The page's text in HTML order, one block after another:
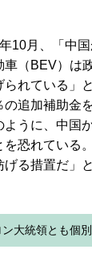
10月、「中
車（BEV）は
られている」
の追加補助金
ように、中国
を恐れている
げる措置だ」
大統領とも個